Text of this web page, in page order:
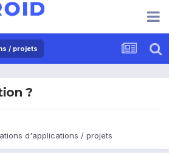
/ projets
?
d'applications / projets